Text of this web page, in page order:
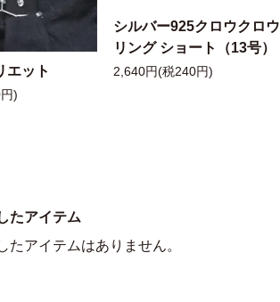
エット
)
シルバー925クロウクロウ
リング ショート（13号）
2,640円(税240円)
たアイテム
たアイテムはありません。